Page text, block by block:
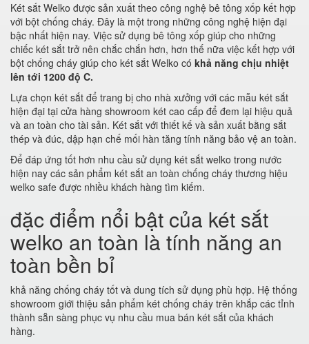
Két sắt Welko được sản xuất theo công nghệ bê tông xốp kết hợp
với bột chống cháy. Đây là một trong những công nghệ hiện đại
bậc nhất hiện nay. Việc sử dụng bê tông xốp giúp cho những
chiếc két sắt trở nên chắc chắn hơn, hơn thế nữa việc kết hợp với
bột chống cháy giúp cho két sắt Welko có khả năng chịu nhiệt
lên tới 1200 độ C.
Lựa chọn két sắt để trang bị cho nhà xưởng với các mẫu két sắt
hiện đại tại cửa hàng showroom két cao cấp để đem lại hiệu quả
và an toàn cho tài sản. Két sắt với thiết kế và sản xuất bằng sắt
thép và đúc, dập hạn chế mối hàn tăng tính năng bảo vệ an toàn.
Để đáp ứng tốt hơn nhu cầu sử dụng két sắt welko trong nước
hiện nay các sản phẩm két sắt an toàn chống cháy thương hiệu
welko safe được nhiều khách hàng tìm kiếm.
đặc điểm nổi bật của két sắt
welko an toàn là tính năng an
toàn bền bỉ
khả năng chống cháy tốt và dung tích sử dụng phù hợp. Hệ thống
showroom giới thiệu sản phẩm két chống cháy trên khắp các tỉnh
thành sẵn sàng phục vụ nhu cầu mua bán két sắt của khách
hàng.